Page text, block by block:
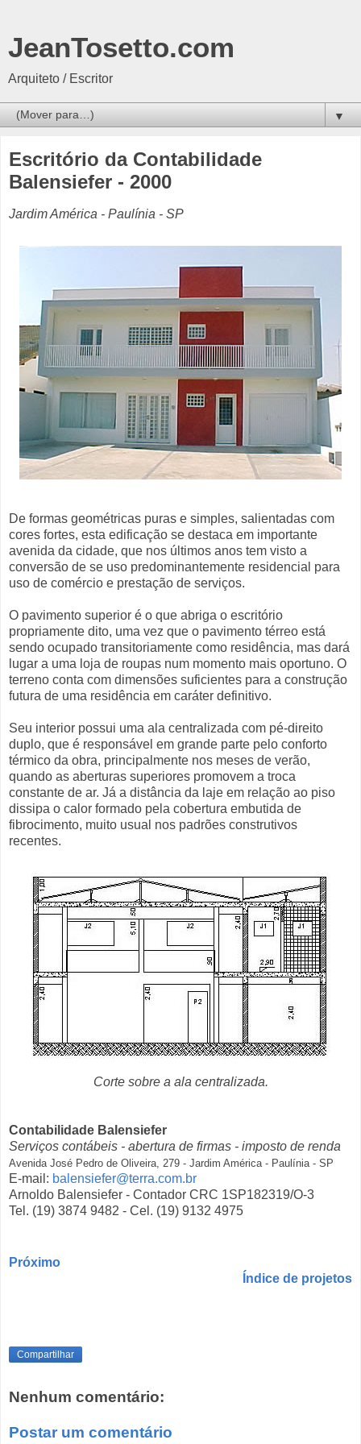
JeanTosetto.com
Arquiteto / Escritor
▼
Escritório da Contabilidade
Balensiefer - 2000
Jardim América - Paulínia - SP
De formas geométricas puras e simples, salientadas com
cores fortes, esta edificação se destaca em importante
avenida da cidade, que nos últimos anos tem visto a
conversão de se uso predominantemente residencial para
uso de comércio e prestação de serviços.
O pavimento superior é o que abriga o escritório
propriamente dito, uma vez que o pavimento térreo está
sendo ocupado transitoriamente como residência, mas dará
lugar a uma loja de roupas num momento mais oportuno. O
terreno conta com dimensões suficientes para a construção
futura de uma residência em caráter definitivo.
Seu interior possui uma ala centralizada com pé-direito
duplo, que é responsável em grande parte pelo conforto
térmico da obra, principalmente nos meses de verão,
quando as aberturas superiores promovem a troca
constante de ar. Já a distância da laje em relação ao piso
dissipa o calor formado pela cobertura embutida de
fibrocimento, muito usual nos padrões construtivos
recentes.
Corte sobre a ala centralizada.
Contabilidade Balensiefer
Serviços contábeis - abertura de firmas - imposto de renda
Avenida José Pedro de Oliveira, 279 - Jardim América - Paulínia - SP
E-mail: balensiefer@terra.com.br
Arnoldo Balensiefer - Contador CRC 1SP182319/O-3
Tel. (19) 3874 9482 - Cel. (19) 9132 4975
Próximo
Índice de projetos
Compartilhar
Nenhum comentário:
Postar um comentário